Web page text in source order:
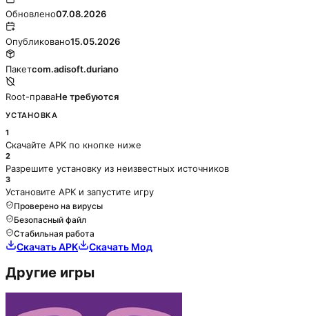
Обновлено07.08.2026
Опубликовано15.05.2026
Пакетcom.adisoft.duriano
Root-праваНе требуются
УСТАНОВКА
1
Скачайте APK по кнопке ниже
2
Разрешите установку из неизвестных источников
3
Установите APK и запустите игру
Проверено на вирусы
Безопасный файл
Стабильная работа
Скачать APK Скачать Мод
Другие игры